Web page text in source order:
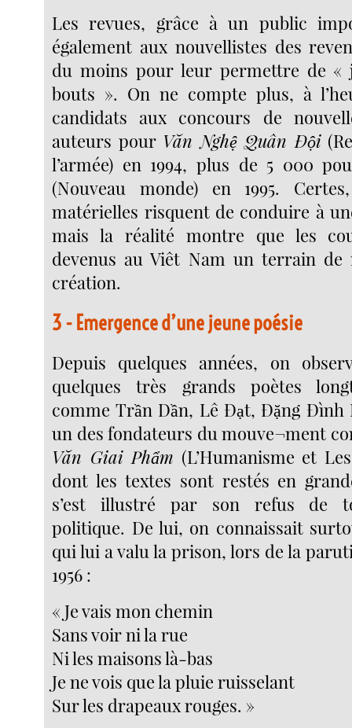
Les revues, grâce à un public
également aux nouvellistes des
du moins pour leur permettre de «
bouts ». On ne compte plus, à
candidats aux concours de
auteurs pour Văn Nghệ Quân Đội
l’armée) en 1994, plus de 5 000
(Nouveau monde) en 1995.
matérielles risquent de conduire à
mais la réalité montre que les
devenus au Viêt Nam un terrain de
création.
3 - Emergence d’une jeune poésie
Depuis quelques années, on
quelques très grands poètes
comme Trần Dần, Lê Đạt, Đặng Đình
un des fondateurs du mouve¬ment
Văn Giai Phẩm (L’Humanisme et
dont les textes sont restés en
s’est illustré par son refus de
politique. De lui, on connaissait
qui lui a valu la prison, lors de la
1956 :
« Je vais mon chemin
Sans voir ni la rue
Ni les maisons là-bas
Je ne vois que la pluie ruisselant
Sur les drapeaux rouges. »